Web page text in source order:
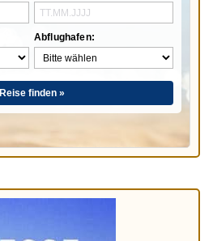
Abflughafen:
Reise finden »